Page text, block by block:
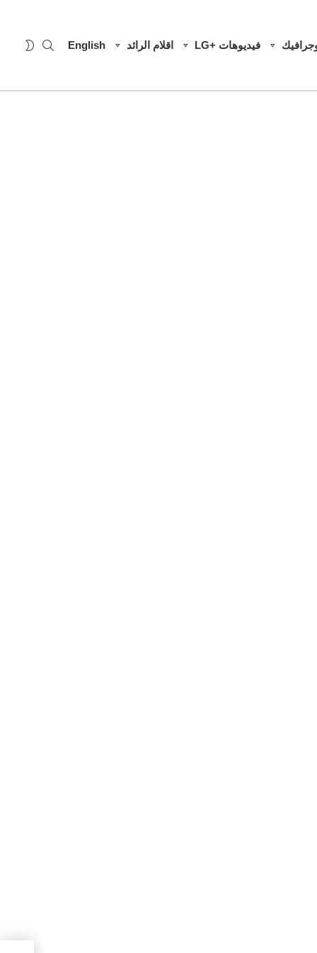
فيديوهات +LG اقلام الرائد English
SEARCH